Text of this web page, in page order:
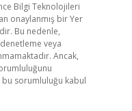
Bilgi Teknolojileri
onaylanmış bir Yer
Bu nedenle,
veya
Ancak,
sorumluluğu kabul